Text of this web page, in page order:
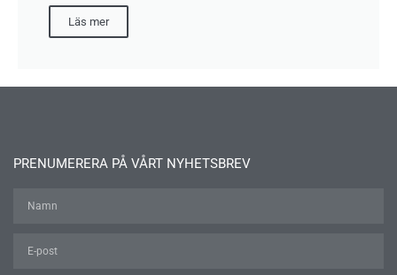
Läs mer
PRENUMERERA PÅ VÅRT NYHETSBREV